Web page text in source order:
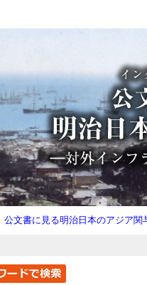
公文書に見る明治日本のアジア関